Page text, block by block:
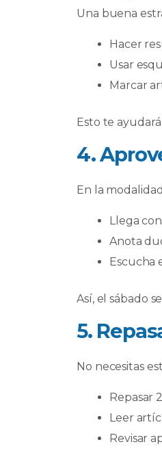
Una buena
Hacer
Usar
Marcar
Esto te
4.
En la
Llega
Anota
Escucha
Así, el sábado
5.
No necesitas
Repasar
Leer
Revisar